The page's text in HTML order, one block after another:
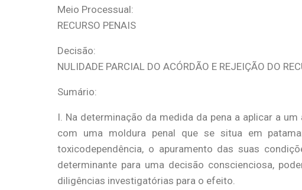
Meio Processual:
RECURSO PENAIS
Decisão:
NULIDADE PARCIAL DO ACÓRDÃO E REJEIÇÃO DO
Sumário:
I. Na determinação da medida da pena a aplicar a
com uma moldura penal que se situa em
toxicodependência, o apuramento das suas
determinante para uma decisão conscienciosa,
diligências investigatórias para o efeito.